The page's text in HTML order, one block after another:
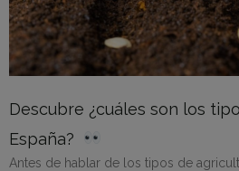
Descubre ¿cuáles son los
España?
Antes de hablar de los tipos de